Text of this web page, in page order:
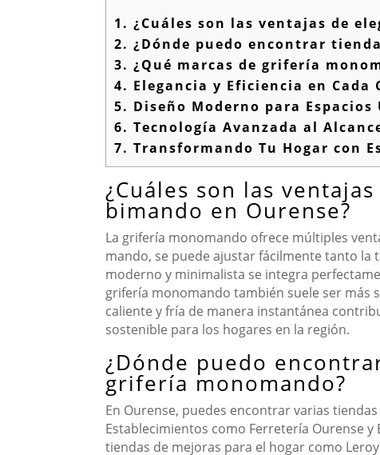
1. ¿Cuáles son las ventajas de
2. ¿Dónde puedo encontrar
3. ¿Qué marcas de grifería
4. Elegancia y Eficiencia en Cada
5. Diseño Moderno para Espacios
6. Tecnología Avanzada al
7. Transformando Tu Hogar con
¿Cuáles son las
bimando en Ourense?
La grifería monomando ofrece múltiples
mando, se puede ajustar fácilmente tanto la
moderno y minimalista se integra
grifería monomando también suele ser más
caliente y fría de manera instantánea
sostenible para los hogares en la región.
¿Dónde puedo
grifería monomando?
En Ourense, puedes encontrar varias
Establecimientos como Ferretería Ourense
tiendas de mejoras para el hogar como